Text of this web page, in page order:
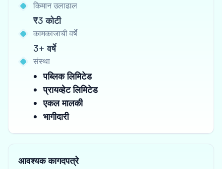
किमान उलाढाल
₹3 कोटी
कामकाजाची वर्षे
3+ वर्षे
संस्था
पब्लिक लिमिटेड
प्रायव्हेट लिमिटेड
एकल मालकी
भागीदारी
आवश्यक कागदपत्रे